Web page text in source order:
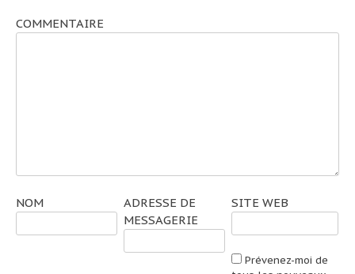
COMMENTAIRE
NOM
ADRESSE DE
MESSAGERIE
SITE WEB
Prévenez-moi de